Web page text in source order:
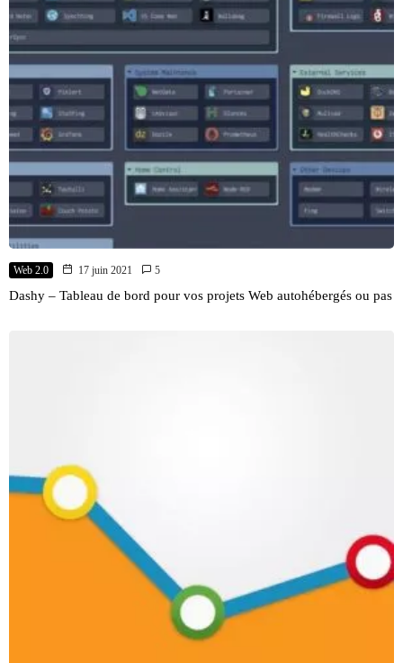
Web 2.0 17 juin 2021 5
Dashy – Tableau de bord pour vos projets Web autohébergés ou pas